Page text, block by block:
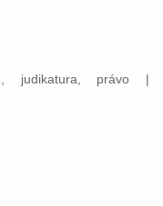
judikatura, právo |